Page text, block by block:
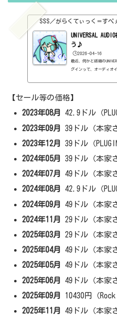
もの...
SSS／がらくてぃっく＝すぺ
UNIVERSAL
う♪
🕒️2026-04-16
最近、何かと話題の
グインって、オーディオ
プラグインの性能はすご
てみるのもいいかもしれ
023...
【セール等の価格】
2023年08月
42.9ドル（
2023年09月
39ドル（本家
2023年12月
39ドル（
2024年05月
39ドル（本家
2024年07月
49ドル（本家
2024年08月
42.9ドル（
2024年09月
49ドル（本家
2024年11月
29ドル（本家
2025年03月
29ドル（本家
2025年04月
49ドル（本家
2025年05月
49ドル（本家
2025年06月
49ドル（本家
2025年09月
10430円（Rock
2025年11月
49ドル（本家